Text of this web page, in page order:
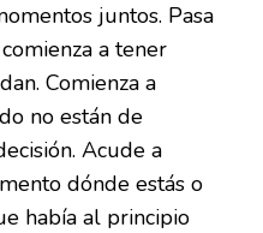
juntos. Pasa
a tener
Comienza a
no están de
Acude a
dónde estás o
había al principio